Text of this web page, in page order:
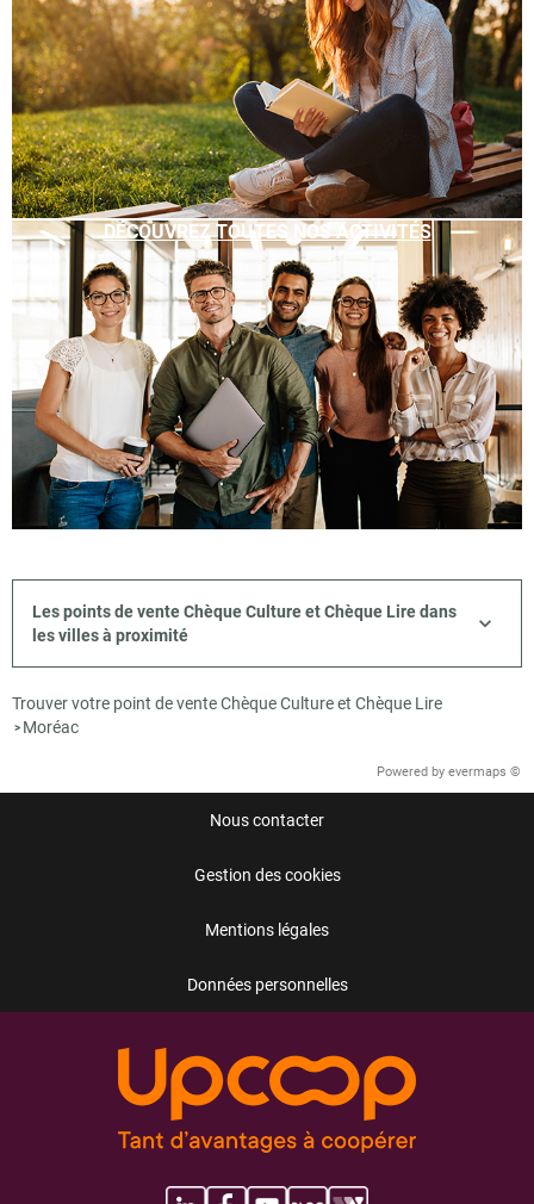
DÉCOUVREZ TOUTES NOS ACTIVITÉS
Les points de vente Chèque Culture et Chèque Lire dans
les villes à proximité
Trouver votre point de vente Chèque Culture et Chèque Lire
> Moréac
Powered by evermaps ©
Nous contacter
Gestion des cookies
Mentions légales
Données personnelles